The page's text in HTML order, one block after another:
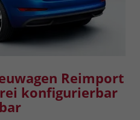
Reimport
konfigurierbar